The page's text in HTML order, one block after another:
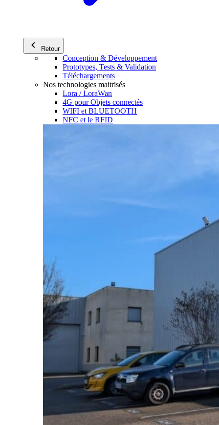
Retour
Conception & Développement
Prototypes, Tests & Validation
Téléchargements
Nos technologies maitrisés
Lora / LoraWan
4G pour Objets connectés
WIFI et BLUETOOTH
NFC et le RFID